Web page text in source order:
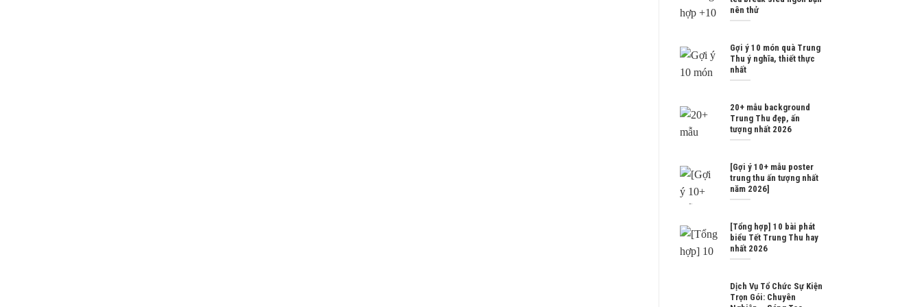
nên thử
Gợi ý 10 món quà Trung
Thu ý nghĩa, thiết thực
nhất
20+ mẫu background
Trung Thu đẹp, ấn
tượng nhất 2026
[Gợi ý 10+ mẫu poster
trung thu ấn tượng nhất
năm 2026]
[Tổng hợp] 10 bài phát
biểu Tết Trung Thu hay
nhất 2026
Dịch Vụ Tổ Chức Sự Kiện
Trọn Gói: Chuyên